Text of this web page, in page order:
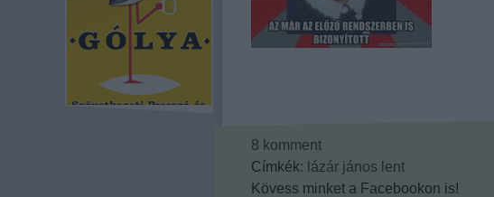
8 komment
Címkék: lázár jános lent
Kövess minket a Facebookon is!